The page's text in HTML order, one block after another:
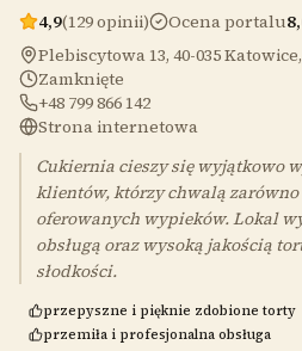
4,9(129 opinii) Ocena portalu
Plebiscytowa 13, 40-035
Zamknięte
+48 799 866 142
Strona internetowa
Cukiernia cieszy się wyjątkowo
klientów, którzy chwalą zarówno
oferowanych wypieków. Lokal
obsługą oraz wysoką jakością
słodkości.
przepyszne i pięknie zdobione torty
przemiła i profesjonalna obsługa